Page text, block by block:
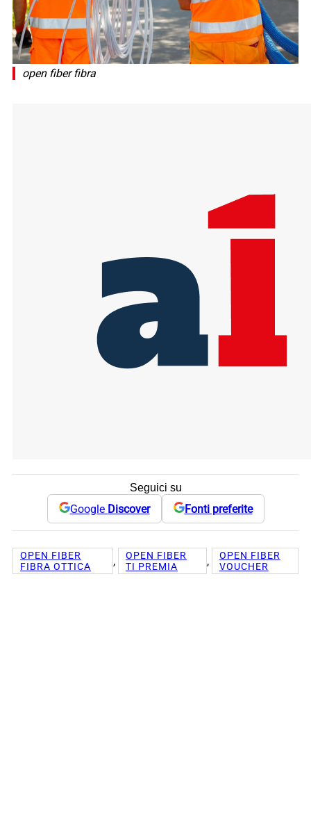
open fiber fibra
Seguici su
Google Discover Fonti preferite
OPEN FIBER
FIBRA OTTICA
,
OPEN FIBER
TI PREMIA
,
OPEN FIBER
VOUCHER